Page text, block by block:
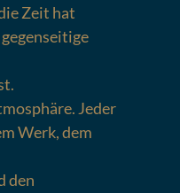
Zeit hat
Jeder
Werk, dem
den